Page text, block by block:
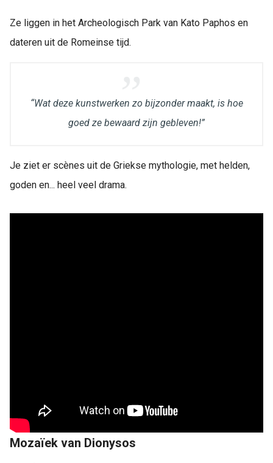
Ze liggen in het Archeologisch Park van Kato Paphos en
dateren uit de Romeinse tijd.
“Wat deze kunstwerken zo bijzonder maakt, is hoe
goed ze bewaard zijn gebleven!”
Je ziet er scènes uit de Griekse mythologie, met helden,
goden en... heel veel drama.
Mozaïek van Dionysos